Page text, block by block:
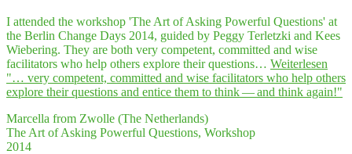
I attended the workshop 'The Art of Asking Powerful Questions' at
the Berlin Change Days 2014, guided by Peggy Terletzki and Kees
Wiebering. They are both very competent, committed and wise
facilitators who help others explore their questions… Weiterlesen
"… very com­pe­tent, com­mit­ted and wise faci­li­ta­tors who help others
explo­re their ques­ti­ons and enti­ce them to think — and think again!"
Marcella from Zwolle (The Netherlands)
The Art of Asking Powerful Questions, Workshop
2014